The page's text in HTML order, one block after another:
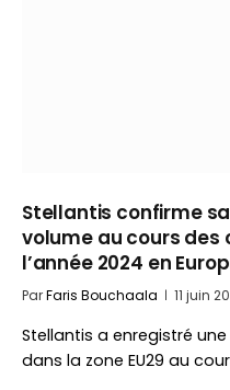
Stellantis confirme
volume au cours des
l’année 2024 en
ParFaris Bouchaala 11 juin
Stellantis a enregistré
dans la zone EU29 au